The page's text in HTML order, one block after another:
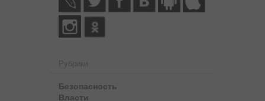
Рубрики
Безопасность
Власти